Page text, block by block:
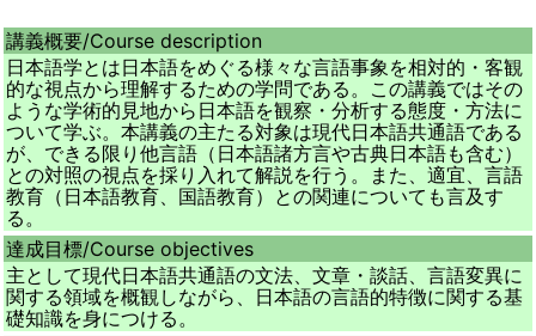
講義概要/Course description
日本語学とは日本語をめぐる様々な言語事象を相対的・客観
的な視点から理解するための学問である。この講義ではその
ような学術的見地から日本語を観察・分析する態度・方法に
ついて学ぶ。本講義の主たる対象は現代日本語共通語である
が、できる限り他言語（日本語諸方言や古典日本語も含む）
との対照の視点を採り入れて解説を行う。また、適宜、言語
教育（日本語教育、国語教育）との関連についても言及す
る。
達成目標/Course objectives
主として現代日本語共通語の文法、文章・談話、言語変異に
関する領域を概観しながら、日本語の言語的特徴に関する基
礎知識を身につける。